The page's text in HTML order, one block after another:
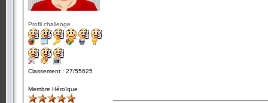
Profil challenge
Classement : 27/55625
Membre Héroïque